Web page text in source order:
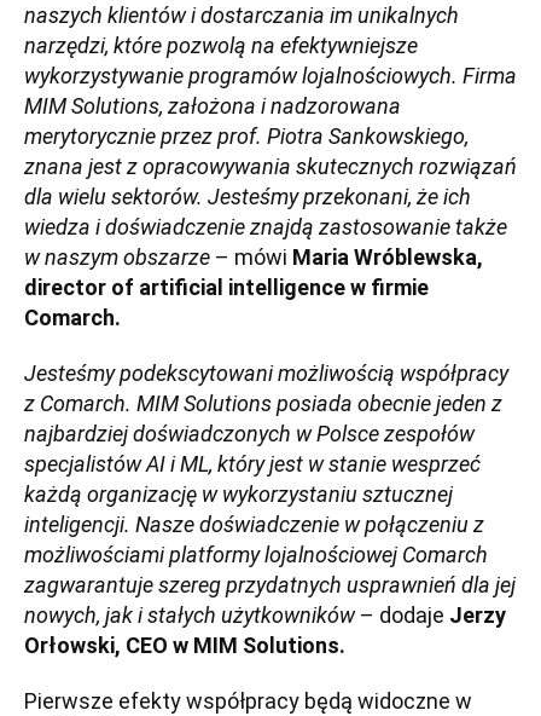
naszych klientów i dostarczania im unikalnych
narzędzi, które pozwolą na efektywniejsze
wykorzystywanie programów lojalnościowych. Firma
MIM Solutions, założona i nadzorowana
merytorycznie przez prof. Piotra Sankowskiego,
znana jest z opracowywania skutecznych rozwiązań
dla wielu sektorów. Jesteśmy przekonani, że ich
wiedza i doświadczenie znajdą zastosowanie także
w naszym obszarze – mówi Maria Wróblewska,
director of artificial intelligence w firmie
Comarch.
Jesteśmy podekscytowani możliwością współpracy
z Comarch. MIM Solutions posiada obecnie jeden z
najbardziej doświadczonych w Polsce zespołów
specjalistów AI i ML, który jest w stanie wesprzeć
każdą organizację w wykorzystaniu sztucznej
inteligencji. Nasze doświadczenie w połączeniu z
możliwościami platformy lojalnościowej Comarch
zagwarantuje szereg przydatnych usprawnień dla jej
nowych, jak i stałych użytkowników– dodaje Jerzy
Orłowski, CEO w MIM Solutions.
Pierwsze efekty współpracy będą widoczne w